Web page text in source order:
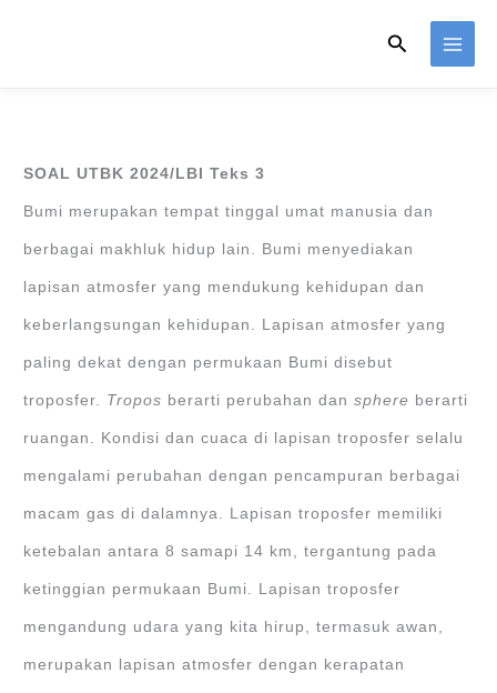
Search
SOAL UTBK 2024/LBI Teks 3
Bumi merupakan tempat tinggal umat manusia dan
berbagai makhluk hidup lain. Bumi menyediakan
lapisan atmosfer yang mendukung kehidupan dan
keberlangsungan kehidupan. Lapisan atmosfer yang
paling dekat dengan permukaan Bumi disebut
troposfer. Tropos berarti perubahan dansphere berarti
ruangan. Kondisi dan cuaca di lapisan troposfer selalu
mengalami perubahan dengan pencampuran berbagai
macam gas di dalamnya. Lapisan troposfer memiliki
ketebalan antara 8 samapi 14 km, tergantung pada
ketinggian permukaan Bumi. Lapisan troposfer
mengandung udara yang kita hirup, termasuk awan,
merupakan lapisan atmosfer dengan kerapatan